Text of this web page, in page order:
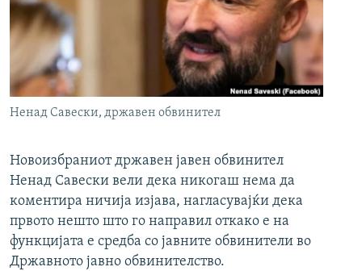
Ненад Савески, државен обвинител
Новоизбраниот државен јавен обвинител
Ненад Савески вели дека никогаш нема да
коментира ничија изјава, нагласувајќи дека
првото нешто што го направил откако е на
функцијата е средба со јавните обвинители во
Државното јавно обвинителство.